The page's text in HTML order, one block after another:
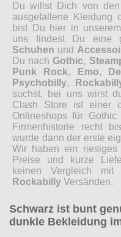
Du willst Dich von
ausgefallene Kleidung
bist Du hier in
uns findest Du eine
Schuhen und
Du nach Gothic,
Punk Rock, Emo,
Psychobilly,
suchst, bei uns wirst
Clash Store ist einer
Onlineshops für
Firmenhistorie recht
wurde dann der erste
Wir haben ein riesiges
Preise und kurze
keinen Vergleich mit
Rockabilly Versänden.
Schwarz ist bunt
dunkle Bekleidung